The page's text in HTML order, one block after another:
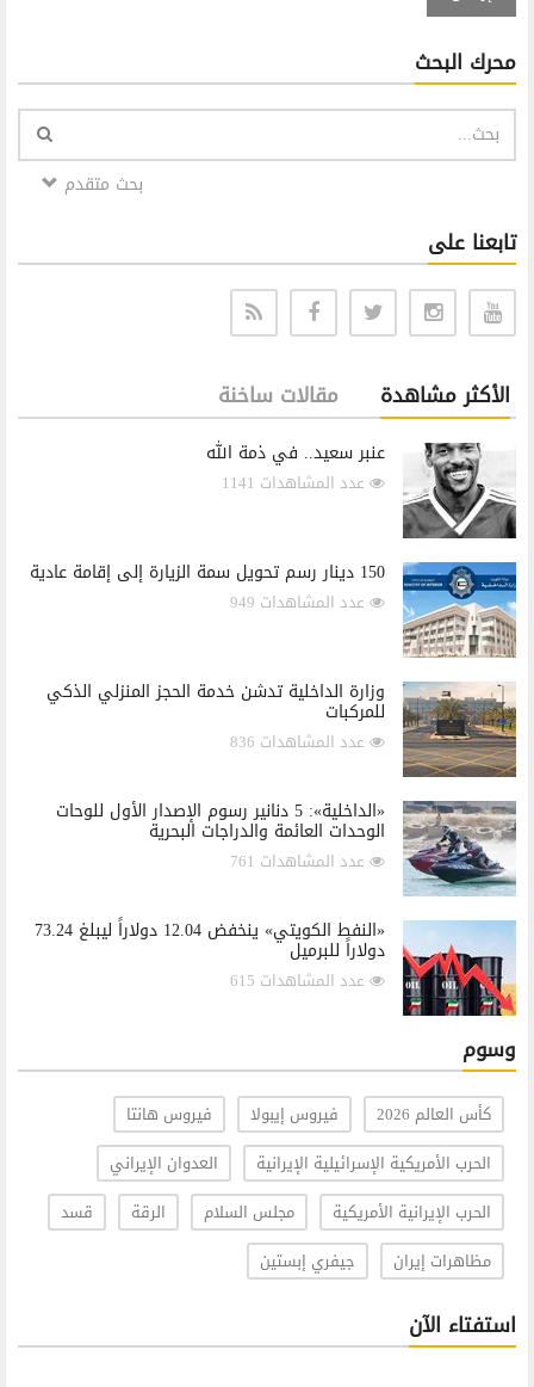
محرك البحث
بحث متقدم
تابعنا على
الأكثر مشاهدة مقالات ساخنة
عنبر سعيد.. في ذمة الله
عدد المشاهدات 1141
150 دينار رسم تحويل سمة الزيارة إلى إقامة عادية
عدد المشاهدات 949
وزارة الداخلية تدشن خدمة الحجز المنزلي الذكي
للمركبات
عدد المشاهدات 836
«الداخلية»: 5 دنانير رسوم الإصدار الأول للوحات
الوحدات العائمة والدراجات البحرية
عدد المشاهدات 761
«النفط الكويتي» ينخفض 12.04 دولاراً ليبلغ 73.24
دولاراً للبرميل
عدد المشاهدات 615
وسوم
كأس العالم 2026 فيروس إيبولا
فيروس هانتا
الحرب الأمريكية الإسرائيلية الإيرانية
العدوان الإيراني
الحرب الإيرانية الأمريكية
مجلس السلام الرقة
قسد
مظاهرات إيران
جيفري إبستين
استفتاء الآن